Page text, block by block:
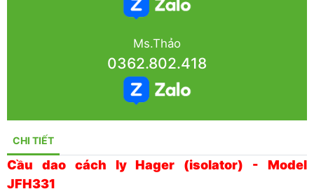
Ms.Thảo
0362.802.418
CHI TIẾT
Cầu dao cách ly Hager (isolator) - Model
JFH331